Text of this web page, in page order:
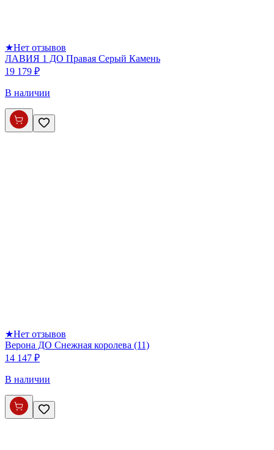
★Нет отзывов
ЛАВИЯ 1 ДО Правая Серый Камень
19 179 ₽
В наличии
★Нет отзывов
Верона ДО Снежная королева (11)
14 147 ₽
В наличии